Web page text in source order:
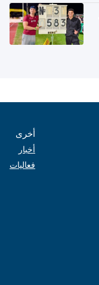
أخرى
أخبار
فعاليات